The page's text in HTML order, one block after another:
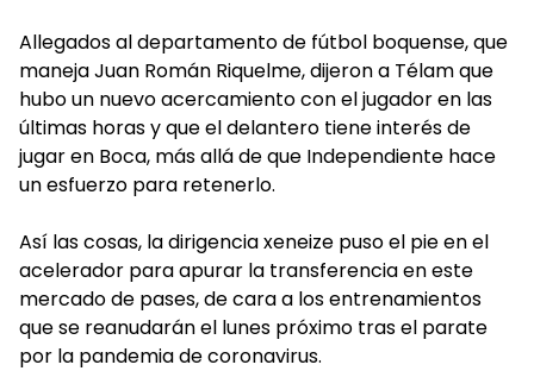
Allegados al departamento de fútbol boquense, que
maneja Juan Román Riquelme, dijeron a Télam que
hubo un nuevo acercamiento con el jugador en las
últimas horas y que el delantero tiene interés de
jugar en Boca, más allá de que Independiente hace
un esfuerzo para retenerlo.
Así las cosas, la dirigencia xeneize puso el pie en el
acelerador para apurar la transferencia en este
mercado de pases, de cara a los entrenamientos
que se reanudarán el lunes próximo tras el parate
por la pandemia de coronavirus.